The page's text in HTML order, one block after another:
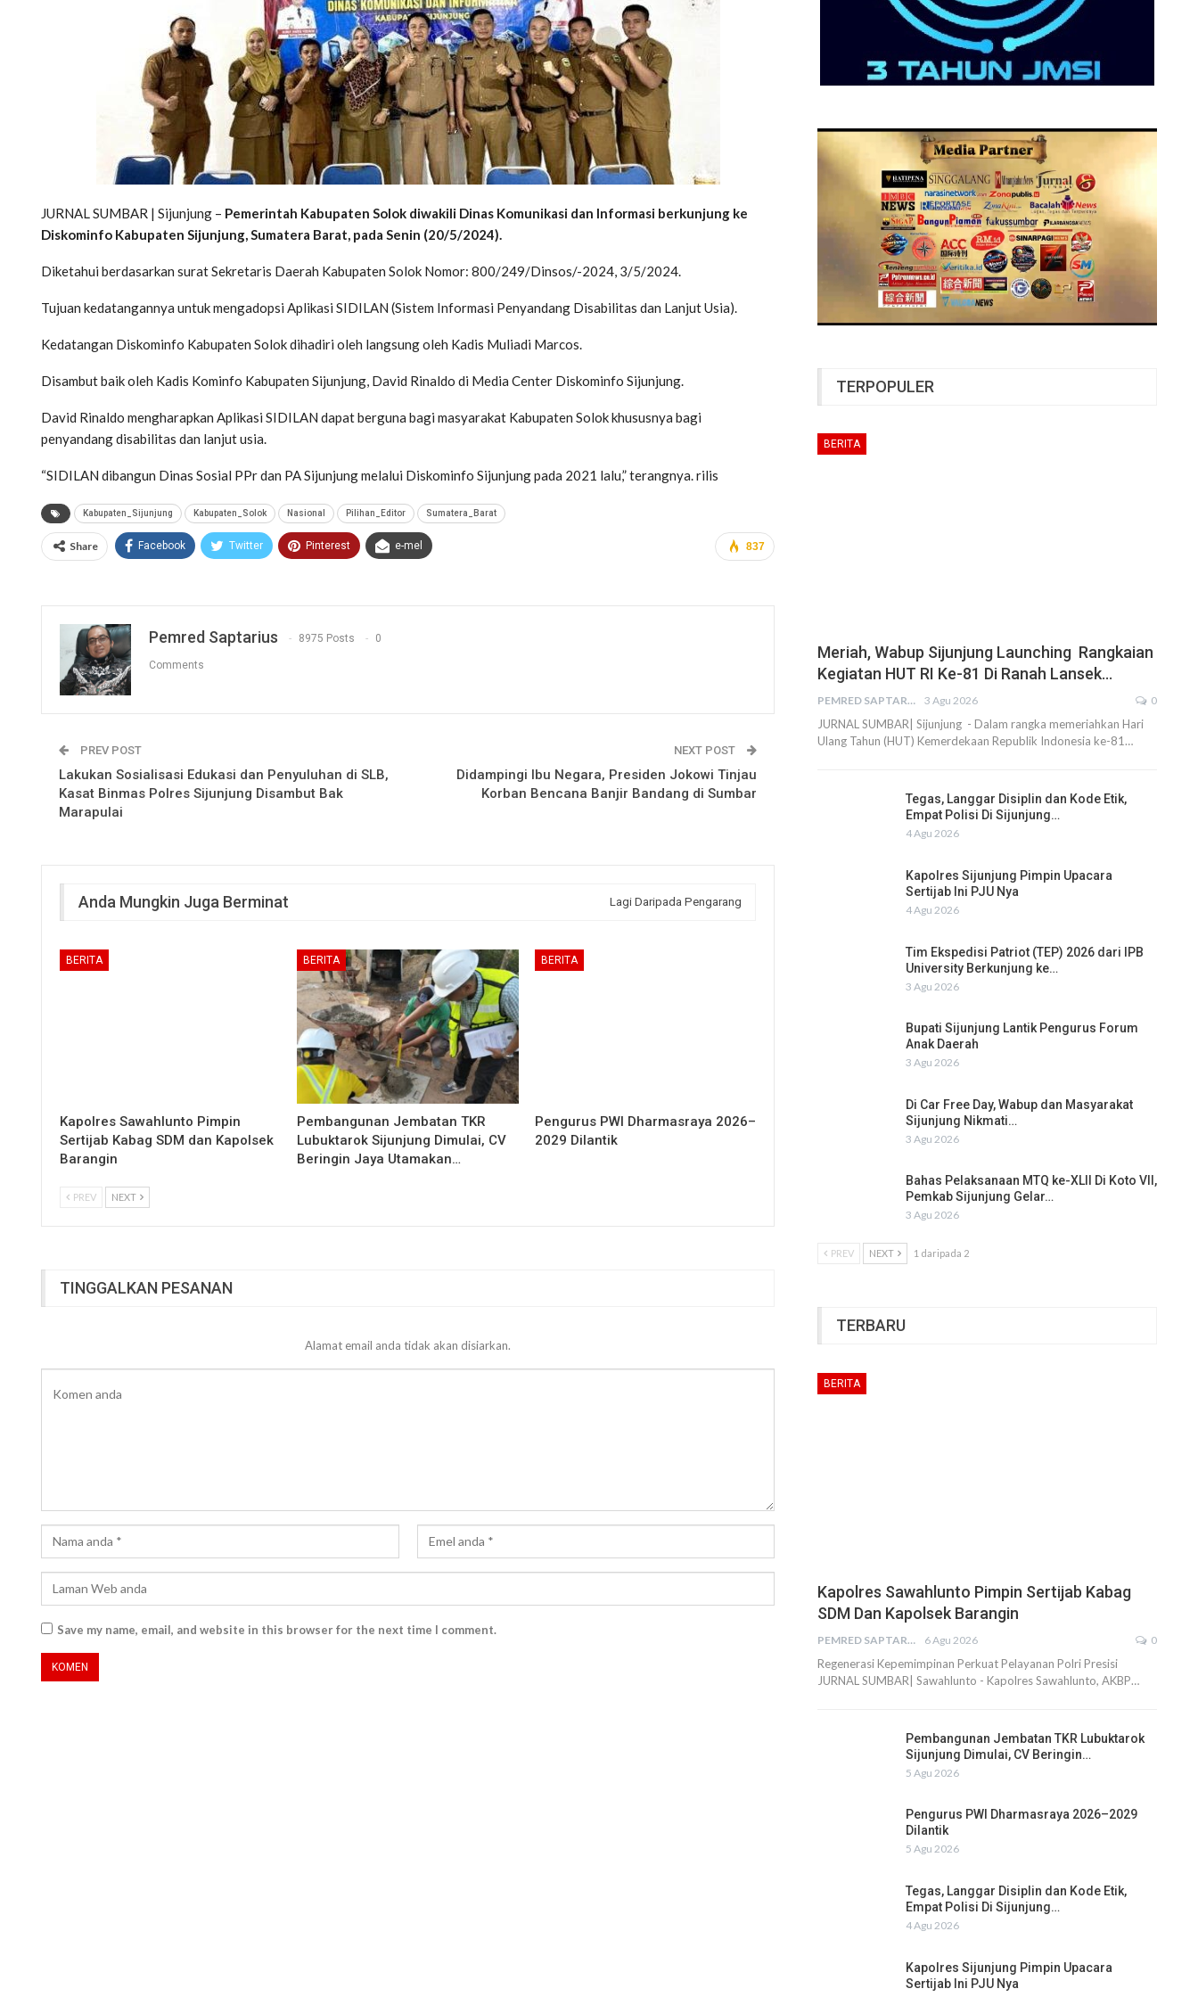
JURNAL SUMBAR | Sijunjung – Pemerintah Kabupaten Solok diwakili Dinas Komunikasi dan Informasi berkunjung ke
Diskominfo Kabupaten Sijunjung, Sumatera Barat, pada Senin (20/5/2024).
Diketahui berdasarkan surat Sekretaris Daerah Kabupaten Solok Nomor: 800/249/Dinsos/-2024, 3/5/2024.
Tujuan kedatangannya untuk mengadopsi Aplikasi SIDILAN (Sistem Informasi Penyandang Disabilitas dan Lanjut Usia).
Kedatangan Diskominfo Kabupaten Solok dihadiri oleh langsung oleh Kadis Muliadi Marcos.
Disambut baik oleh Kadis Kominfo Kabupaten Sijunjung, David Rinaldo di Media Center Diskominfo Sijunjung.
David Rinaldo mengharapkan Aplikasi SIDILAN dapat berguna bagi masyarakat Kabupaten Solok khususnya bagi
penyandang disabilitas dan lanjut usia.
“SIDILAN dibangun Dinas Sosial PPr dan PA Sijunjung melalui Diskominfo Sijunjung pada 2021 lalu,” terangnya. rilis
Kabupaten_Sijunjung Kabupaten_Solok Nasional Pilihan_Editor Sumatera_Barat
837
Share Facebook Twitter Pinterest e-mel
Pemred Saptarius 8975 Posts 0
Comments
PREV POST
Lakukan Sosialisasi Edukasi dan Penyuluhan di SLB,
Kasat Binmas Polres Sijunjung Disambut Bak
Marapulai
NEXT POST
Didampingi Ibu Negara, Presiden Jokowi Tinjau
Korban Bencana Banjir Bandang di Sumbar
Anda Mungkin Juga Berminat Lagi Daripada Pengarang
BERITA
Kapolres Sawahlunto Pimpin
Sertijab Kabag SDM dan Kapolsek
Barangin
BERITA
Pembangunan Jembatan TKR
Lubuktarok Sijunjung Dimulai, CV
Beringin Jaya Utamakan…
BERITA
Pengurus PWI Dharmasraya 2026–
2029 Dilantik
PREV NEXT
TINGGALKAN PESANAN
Alamat email anda tidak akan disiarkan.
Save my name, email, and website in this browser for the next time I comment.
TERPOPULER
BERITA
Meriah, Wabup Sijunjung Launching Rangkaian
Kegiatan HUT RI Ke-81 Di Ranah Lansek…
PEMRED SAPTARIUS 3 Agu 2026 0
JURNAL SUMBAR| Sijunjung - Dalam rangka memeriahkan Hari
Ulang Tahun (HUT) Kemerdekaan Republik Indonesia ke-81…
Tegas, Langgar Disiplin dan Kode Etik,
Empat Polisi Di Sijunjung…
4 Agu 2026
Kapolres Sijunjung Pimpin Upacara
Sertijab Ini PJU Nya
4 Agu 2026
Tim Ekspedisi Patriot (TEP) 2026 dari IPB
University Berkunjung ke…
3 Agu 2026
Bupati Sijunjung Lantik Pengurus Forum
Anak Daerah
3 Agu 2026
Di Car Free Day, Wabup dan Masyarakat
Sijunjung Nikmati…
3 Agu 2026
Bahas Pelaksanaan MTQ ke-XLII Di Koto VII,
Pemkab Sijunjung Gelar…
3 Agu 2026
PREV NEXT 1 daripada 2
TERBARU
BERITA
Kapolres Sawahlunto Pimpin Sertijab Kabag
SDM Dan Kapolsek Barangin
PEMRED SAPTARIUS 6 Agu 2026 0
Regenerasi Kepemimpinan Perkuat Pelayanan Polri Presisi
JURNAL SUMBAR| Sawahlunto - Kapolres Sawahlunto, AKBP…
Pembangunan Jembatan TKR Lubuktarok
Sijunjung Dimulai, CV Beringin…
5 Agu 2026
Pengurus PWI Dharmasraya 2026–2029
Dilantik
5 Agu 2026
Tegas, Langgar Disiplin dan Kode Etik,
Empat Polisi Di Sijunjung…
4 Agu 2026
Kapolres Sijunjung Pimpin Upacara
Sertijab Ini PJU Nya